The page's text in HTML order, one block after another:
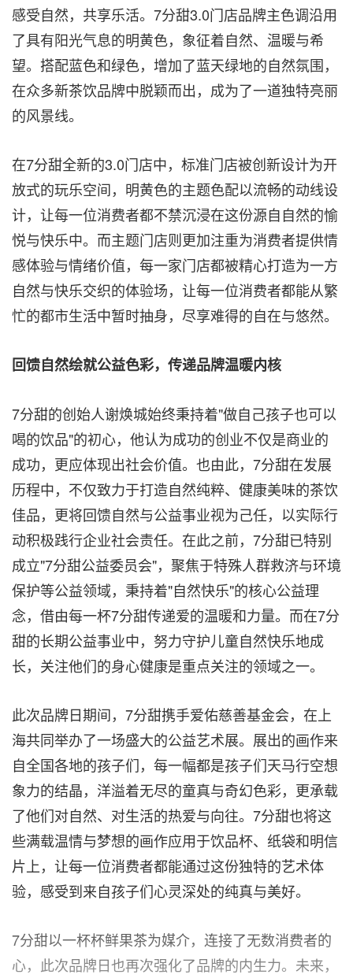
感受自然，共享乐活。7分甜3.0门店品牌主色调沿用
了具有阳光气息的明黄色，象征着自然、温暖与希
望。搭配蓝色和绿色，增加了蓝天绿地的自然氛围，
在众多新茶饮品牌中脱颖而出，成为了一道独特亮丽
的风景线。
在7分甜全新的3.0门店中，标准门店被创新设计为开
放式的玩乐空间，明黄色的主题色配以流畅的动线设
计，让每一位消费者都不禁沉浸在这份源自自然的愉
悦与快乐中。而主题门店则更加注重为消费者提供情
感体验与情绪价值，每一家门店都被精心打造为一方
自然与快乐交织的体验场，让每一位消费者都能从繁
忙的都市生活中暂时抽身，尽享难得的自在与悠然。
回馈自然绘就公益色彩，传递品牌温暖内核
7分甜的创始人谢焕城始终秉持着"做自己孩子也可以
喝的饮品"的初心，他认为成功的创业不仅是商业的
成功，更应体现出社会价值。也由此，7分甜在发展
历程中，不仅致力于打造自然纯粹、健康美味的茶饮
佳品，更将回馈自然与公益事业视为己任，以实际行
动积极践行企业社会责任。在此之前，7分甜已特别
成立"7分甜公益委员会"，聚焦于特殊人群救济与环境
保护等公益领域，秉持着"自然快乐"的核心公益理
念，借由每一杯7分甜传递爱的温暖和力量。而在7分
甜的长期公益事业中，努力守护儿童自然快乐地成
长，关注他们的身心健康是重点关注的领域之一。
此次品牌日期间，7分甜携手爱佑慈善基金会，在上
海共同举办了一场盛大的公益艺术展。展出的画作来
自全国各地的孩子们，每一幅都是孩子们天马行空想
象力的结晶，洋溢着无尽的童真与奇幻色彩，更承载
了他们对自然、对生活的热爱与向往。7分甜也将这
些满载温情与梦想的画作应用于饮品杯、纸袋和明信
片上，让每一位消费者都能通过这份独特的艺术体
验，感受到来自孩子们心灵深处的纯真与美好。
7分甜以一杯杯鲜果茶为媒介，连接了无数消费者的
心，此次品牌日也再次强化了品牌的内生力。未来，